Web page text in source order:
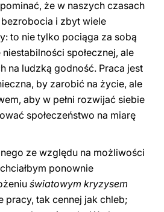
że w naszych czasach
i zbyt wiele
to nie tylko pociąga za sobą
społecznej, ale
na ludzką godność. Praca jest
by zarobić na życie, ale
aby w pełni rozwijać siebie
społeczeństwo na miarę
ze względu na możliwości
ponownie
światowym kryzysem
pracy, tak cennej jak chleb;